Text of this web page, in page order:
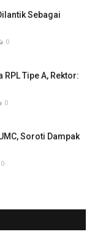
Sebagai
0
Tipe A, Rektor:
0
Soroti Dampak
0